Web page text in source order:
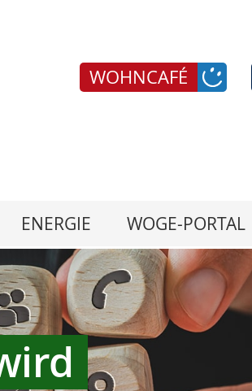
WOHNCAFÉ
ENERGIE WOGE-PORTAL